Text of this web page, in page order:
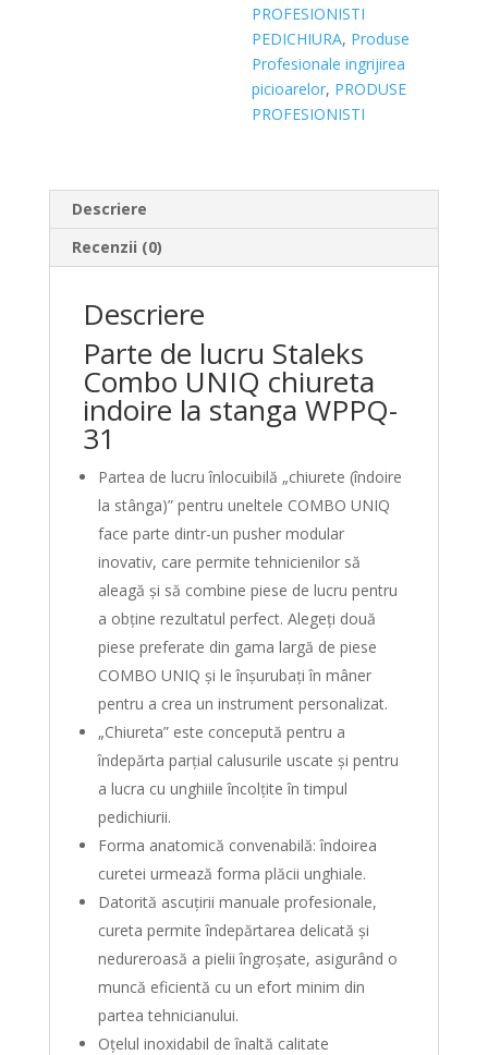
PROFESIONISTI
PEDICHIURA, Produse
Profesionale ingrijirea
picioarelor, PRODUSE
PROFESIONISTI
Descriere
Recenzii (0)
Descriere
Parte de lucru Staleks
Combo UNIQ chiureta
indoire la stanga WPPQ-
31
Partea de lucru înlocuibilă „chiurete (îndoire
la stânga)” pentru uneltele COMBO UNIQ
face parte dintr-un pusher modular
inovativ, care permite tehnicienilor să
aleagă și să combine piese de lucru pentru
a obține rezultatul perfect. Alegeți două
piese preferate din gama largă de piese
COMBO UNIQ și le înșurubați în mâner
pentru a crea un instrument personalizat.
„Chiureta” este concepută pentru a
îndepărta parțial calusurile uscate și pentru
a lucra cu unghiile încolțite în timpul
pedichiurii.
Forma anatomică convenabilă: îndoirea
curetei urmează forma plăcii unghiale.
Datorită ascuțirii manuale profesionale,
cureta permite îndepărtarea delicată și
nedureroasă a pielii îngroșate, asigurând o
muncă eficientă cu un efort minim din
partea tehnicianului.
Oțelul inoxidabil de înaltă calitate